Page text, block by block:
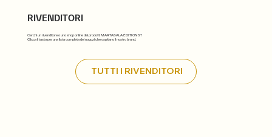
RIVENDITORI
Cerchi un rivenditore o uno shop online dei prodotti MARTASALA ÉDITIONS?
Clicca il tasto per una lista completa dei nogozi che ospitano il nostro brand.
TUTTI I RIVENDITORI